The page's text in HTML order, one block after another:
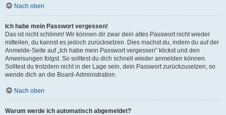
Nach oben
Ich habe mein Passwort vergessen!
Das ist nicht schlimm! Wir können dir zwar dein altes Passwort nicht wieder
mitteilen, du kannst es jedoch zurücksetzen. Dies machst du, indem du auf der
Anmelde-Seite auf „Ich habe mein Passwort vergessen“ klickst und den
Anweisungen folgst. So solltest du dich schnell wieder anmelden können.
Solltest du trotzdem nicht in der Lage sein, dein Passwort zurückzusetzen, so
wende dich an die Board-Administration.
Nach oben
Warum werde ich automatisch abgemeldet?